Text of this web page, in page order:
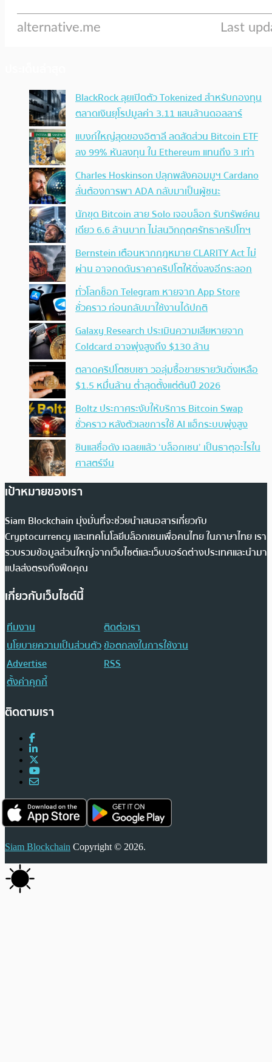
BlackRock ลุยเปิดตัว Tokenized สำหรับกองทุน
ตลาดเงินยุโรปมูลค่า 3.11 แสนล้านดอลลาร์
แบงก์ใหญ่สุดของอิตาลี ลดสัดส่วน Bitcoin ETF
ลง 99% หันลงทุน ใน Ethereum แทนถึง 3 เท่า
Charles Hoskinson ปลุกพลังคอมมูฯ Cardano
ลั่นต้องการพา ADA กลับมาเป็นผู้ชนะ
นักขุด Bitcoin สาย Solo เจอบล็อก รับทรัพย์คน
เดียว 6.6 ล้านบาท ไม่สนวิกฤตศรัทธาคริปโทฯ
Bernstein เตือนหากกฎหมาย CLARITY Act ไม่
ผ่าน อาจกดดันราคาคริปโตให้ดิ่งลงอีกระลอก
ทั่วโลกช็อก Telegram หายจาก App Store
ชั่วคราว ก่อนกลับมาใช้งานได้ปกติ
Galaxy Research ประเมินความเสียหายจาก
Coldcard อาจพุ่งสูงถึง $130 ล้าน
ตลาดคริปโตซบเซา วอลุ่มซื้อขายรายวันดิ่งเหลือ
$1.5 หมื่นล้าน ต่ำสุดตั้งแต่ต้นปี 2026
Boltz ประกาศระงับให้บริการ Bitcoin Swap
ชั่วคราว หลังตัวเลขการใช้ AI แฮ็กระบบพุ่งสูง
ซินแสชื่อดัง เฉลยแล้ว ‘บล็อกเชน’ เป็นธาตุอะไรใน
ศาสตร์จีน
เป้าหมายของเรา
Siam Blockchain มุ่งมั่นที่จะช่วยนำเสนอสารเกี่ยวกับ
Cryptocurrency และเทคโนโลยีบล็อกเชนเพื่อคนไทย ในภาษาไทย เรา
รวบรวมข้อมูลส่วนใหญ่จากเว็บไซต์และเว็บบอร์ดต่างประเทศและนำมา
แปลส่งตรงถึงฟีดคุณ
เกี่ยวกับเว็บไซต์นี้
ทีมงาน
ติดต่อเรา
นโยบายความเป็นส่วนตัวข้อตกลงในการใช้งาน
Advertise
RSS
ตั้งค่าคุกกี้
ติดตามเรา
Siam Blockchain Copyright © 2026.